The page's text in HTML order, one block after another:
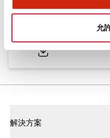
允
ø25/30 系列 CS型 凸
解決方案